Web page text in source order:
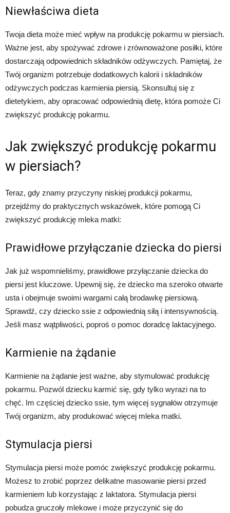
Niewłaściwa dieta
Twoja dieta może mieć wpływ na produkcję pokarmu w piersiach.
Ważne jest, aby spożywać zdrowe i zrównoważone posiłki, które
dostarczają odpowiednich składników odżywczych. Pamiętaj, że
Twój organizm potrzebuje dodatkowych kalorii i składników
odżywczych podczas karmienia piersią. Skonsultuj się z
dietetykiem, aby opracować odpowiednią dietę, która pomoże Ci
zwiększyć produkcję pokarmu.
Jak zwiększyć produkcję pokarmu
w piersiach?
Teraz, gdy znamy przyczyny niskiej produkcji pokarmu,
przejdźmy do praktycznych wskazówek, które pomogą Ci
zwiększyć produkcję mleka matki:
Prawidłowe przyłączanie dziecka do piersi
Jak już wspomnieliśmy, prawidłowe przyłączanie dziecka do
piersi jest kluczowe. Upewnij się, że dziecko ma szeroko otwarte
usta i obejmuje swoimi wargami całą brodawkę piersiową.
Sprawdź, czy dziecko ssie z odpowiednią siłą i intensywnością.
Jeśli masz wątpliwości, poproś o pomoc doradcę laktacyjnego.
Karmienie na żądanie
Karmienie na żądanie jest ważne, aby stymulować produkcję
pokarmu. Pozwól dziecku karmić się, gdy tylko wyrazi na to
chęć. Im częściej dziecko ssie, tym więcej sygnałów otrzymuje
Twój organizm, aby produkować więcej mleka matki.
Stymulacja piersi
Stymulacja piersi może pomóc zwiększyć produkcję pokarmu.
Możesz to zrobić poprzez delikatne masowanie piersi przed
karmieniem lub korzystając z laktatora. Stymulacja piersi
pobudza gruczoły mlekowe i może przyczynić się do